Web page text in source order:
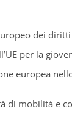
dei diritti
per la
europea
di mobilità e